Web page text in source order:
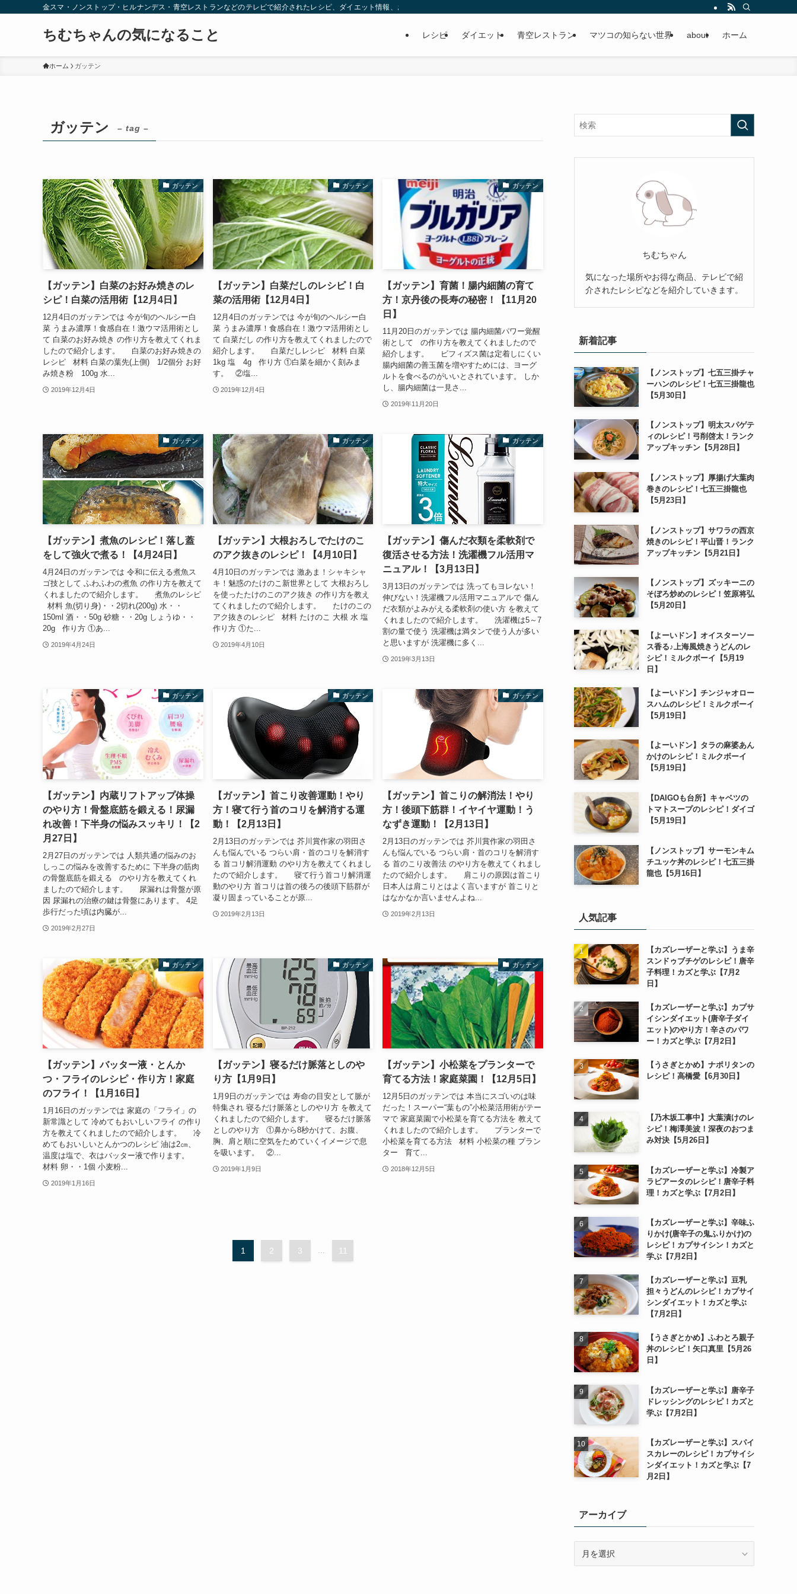
金スマ・ノンストップ・ヒルナンデス・青空レストランなどのテレビで紹介されたレシピ、ダイエット情報、お取り寄せなどを紹介します。
ちむちゃんの気になること レシピ ダイエット 青空レストラン マツコの知らない世界 about ホーム
ホーム ガッテン
ガッテン – tag –
ガッテン
【ガッテン】白菜のお好み焼きのレ
シピ！白菜の活用術【12月4日】
12月4日のガッテンでは 今が旬のヘルシー白
菜 うまみ濃厚！食感自在！激ウマ活用術とし
て 白菜のお好み焼き の作り方を教えてくれま
したので紹介します。 白菜のお好み焼きの
レシピ 材料 白菜の葉先(上側) 1/2個分 お好
み焼き粉 100g 水...
2019年12月4日
ガッテン
【ガッテン】白菜だしのレシピ！白
菜の活用術【12月4日】
12月4日のガッテンでは 今が旬のヘルシー白
菜 うまみ濃厚！食感自在！激ウマ活用術とし
て 白菜だし の作り方を教えてくれましたので
紹介します。 白菜だしレシピ 材料 白菜
1kg 塩 4g 作り方 ①白菜を細かく刻みま
す。 ②塩...
2019年12月4日
ガッテン
【ガッテン】育菌！腸内細菌の育て
方！京丹後の長寿の秘密！【11月20
日】
11月20日のガッテンでは 腸内細菌パワー覚醒
術として の作り方を教えてくれましたので
紹介します。 ビフィズス菌は定着しにくい
腸内細菌の善玉菌を増やすためには、ヨーグ
ルトを食べるのがいいとされています。 しか
し、腸内細菌は一見さ...
2019年11月20日
ガッテン
【ガッテン】煮魚のレシピ！落し蓋
をして強火で煮る！【4月24日】
4月24日のガッテンでは 令和に伝える煮魚ス
ゴ技として ふわふわの煮魚 の作り方を教えて
くれましたので紹介します。 煮魚のレシピ
材料 魚(切り身)・・2切れ(200g) 水・・
150ml 酒・・50g 砂糖・・20g しょうゆ・・
20g 作り方 ①あ...
2019年4月24日
ガッテン
【ガッテン】大根おろしでたけのこ
のアク抜きのレシピ！【4月10日】
4月10日のガッテンでは 激あま！シャキシャ
キ！魅惑のたけのこ新世界として 大根おろし
を使ったたけのこのアク抜き の作り方を教え
てくれましたので紹介します。 たけのこの
アク抜きのレシピ 材料 たけのこ 大根 水 塩
作り方 ①た...
2019年4月10日
ガッテン
【ガッテン】傷んだ衣類を柔軟剤で
復活させる方法！洗濯機フル活用マ
ニュアル！【3月13日】
3月13日のガッテンでは 洗ってもヨレない！
伸びない！洗濯機フル活用マニュアルで 傷ん
だ衣類がよみがえる柔軟剤の使い方 を教えて
くれましたので紹介します。 洗濯機は5～7
割の量で使う 洗濯機は満タンで使う人が多い
と思いますが 洗濯機に多く...
2019年3月13日
ガッテン
【ガッテン】内蔵リフトアップ体操
のやり方！骨盤底筋を鍛える！尿漏
れ改善！下半身の悩みスッキリ！【2
月27日】
2月27日のガッテンでは 人類共通の悩みのお
しっこの悩みを改善するために 下半身の筋肉
の骨盤底筋を鍛える のやり方を教えてくれ
ましたので紹介します。 尿漏れは骨盤が原
因 尿漏れの治療の鍵は骨盤にあります。 4足
歩行だった頃は内臓が...
2019年2月27日
ガッテン
【ガッテン】首こり改善運動！やり
方！寝て行う首のコリを解消する運
動！【2月13日】
2月13日のガッテンでは 芥川賞作家の羽田さ
んも悩んでいる つらい肩・首のコリを解消す
る 首コリ解消運動 のやり方を教えてくれまし
たので紹介します。 寝て行う首コリ解消運
動のやり方 首コリは首の後ろの後頭下筋群が
凝り固まっていることが原...
2019年2月13日
ガッテン
【ガッテン】首こりの解消法！やり
方！後頭下筋群！イヤイヤ運動！う
なずき運動！【2月13日】
2月13日のガッテンでは 芥川賞作家の羽田さ
んも悩んでいる つらい肩・首のコリを解消す
る 首のこり改善法 のやり方を教えてくれまし
たので紹介します。 肩こりの原因は首こり
日本人は肩こりとはよく言いますが 首こりと
はなかなか言いませんよね...
2019年2月13日
ガッテン
【ガッテン】バッター液・とんか
つ・フライのレシピ・作り方！家庭
のフライ！【1月16日】
1月16日のガッテンでは 家庭の「フライ」の
新常識として 冷めてもおいしいフライ の作り
方を教えてくれましたので紹介します。 冷
めてもおいしいとんかつのレシピ 油は2㎝、
温度は塩で、衣はバッター液で作ります。
材料 卵・・1個 小麦粉...
2019年1月16日
ガッテン
【ガッテン】寝るだけ脈落としのや
り方【1月9日】
1月9日のガッテンでは 寿命の目安として脈が
特集され 寝るだけ脈落としのやり方 を教えて
くれましたので紹介します。 寝るだけ脈落
としのやり方 ①鼻から8秒かけて、お腹、
胸、肩と順に空気をためていくイメージで息
を吸います。 ②...
2019年1月9日
ガッテン
【ガッテン】小松菜をプランターで
育てる方法！家庭菜園！【12月5日】
12月5日のガッテンでは 本当にスゴいのは味
だった！スーパー“葉もの”小松菜活用術がテー
マで 家庭菜園で小松菜を育てる方法を 教えて
くれましたので紹介します。 プランターで
小松菜を育てる方法 材料 小松菜の種 プラン
ター 育て...
2018年12月5日
1 2 3 11
ちむちゃん
気になった場所やお得な商品、テレビで紹
介されたレシピなどを紹介していきます。
新着記事
【ノンストップ】七五三掛チャ
ーハンのレシピ！七五三掛龍也
【5月30日】
【ノンストップ】明太スパゲテ
ィのレシピ！弓削啓太！ランク
アップキッチン【5月28日】
【ノンストップ】厚揚げ大葉肉
巻きのレシピ！七五三掛龍也
【5月23日】
【ノンストップ】サワラの西京
焼きのレシピ！平山晋！ランク
アップキッチン【5月21日】
【ノンストップ】ズッキーニの
そぼろ炒めのレシピ！笠原将弘
【5月20日】
【よーいドン】オイスターソー
ス香る♪上海風焼きうどんのレ
シピ！ミルクボーイ【5月19
日】
【よーいドン】チンジャオロー
スハムのレシピ！ミルクボーイ
【5月19日】
【よーいドン】タラの麻婆あん
かけのレシピ！ミルクボーイ
【5月19日】
【DAIGOも台所】キャベツの
トマトスープのレシピ！ダイゴ
【5月19日】
【ノンストップ】サーモンキム
チユッケ丼のレシピ！七五三掛
龍也【5月16日】
人気記事
【カズレーザーと学ぶ】うま辛
スンドゥブチゲのレシピ！唐辛
子料理！カズと学ぶ【7月2
日】
【カズレーザーと学ぶ】カプサ
イシンダイエット(唐辛子ダイ
エット)のやり方！辛さのパワ
ー！カズと学ぶ【7月2日】
【うさぎとかめ】ナポリタンの
レシピ！高橋愛【6月30日】
【乃木坂工事中】大葉漬けのレ
シピ！梅澤美波！深夜のおつま
み対決【5月26日】
【カズレーザーと学ぶ】冷製ア
ラビアータのレシピ！唐辛子料
理！カズと学ぶ【7月2日】
【カズレーザーと学ぶ】辛味ふ
りかけ(唐辛子の鬼ふりかけ)の
レシピ！カプサイシン！カズと
学ぶ【7月2日】
【カズレーザーと学ぶ】豆乳
担々うどんのレシピ！カプサイ
シンダイエット！カズと学ぶ
【7月2日】
【うさぎとかめ】ふわとろ親子
丼のレシピ！矢口真里【5月26
日】
【カズレーザーと学ぶ】唐辛子
ドレッシングのレシピ！カズと
学ぶ【7月2日】
【カズレーザーと学ぶ】スパイ
スカレーのレシピ！カプサイシ
ンダイエット！カズと学ぶ【7
月2日】
アーカイブ